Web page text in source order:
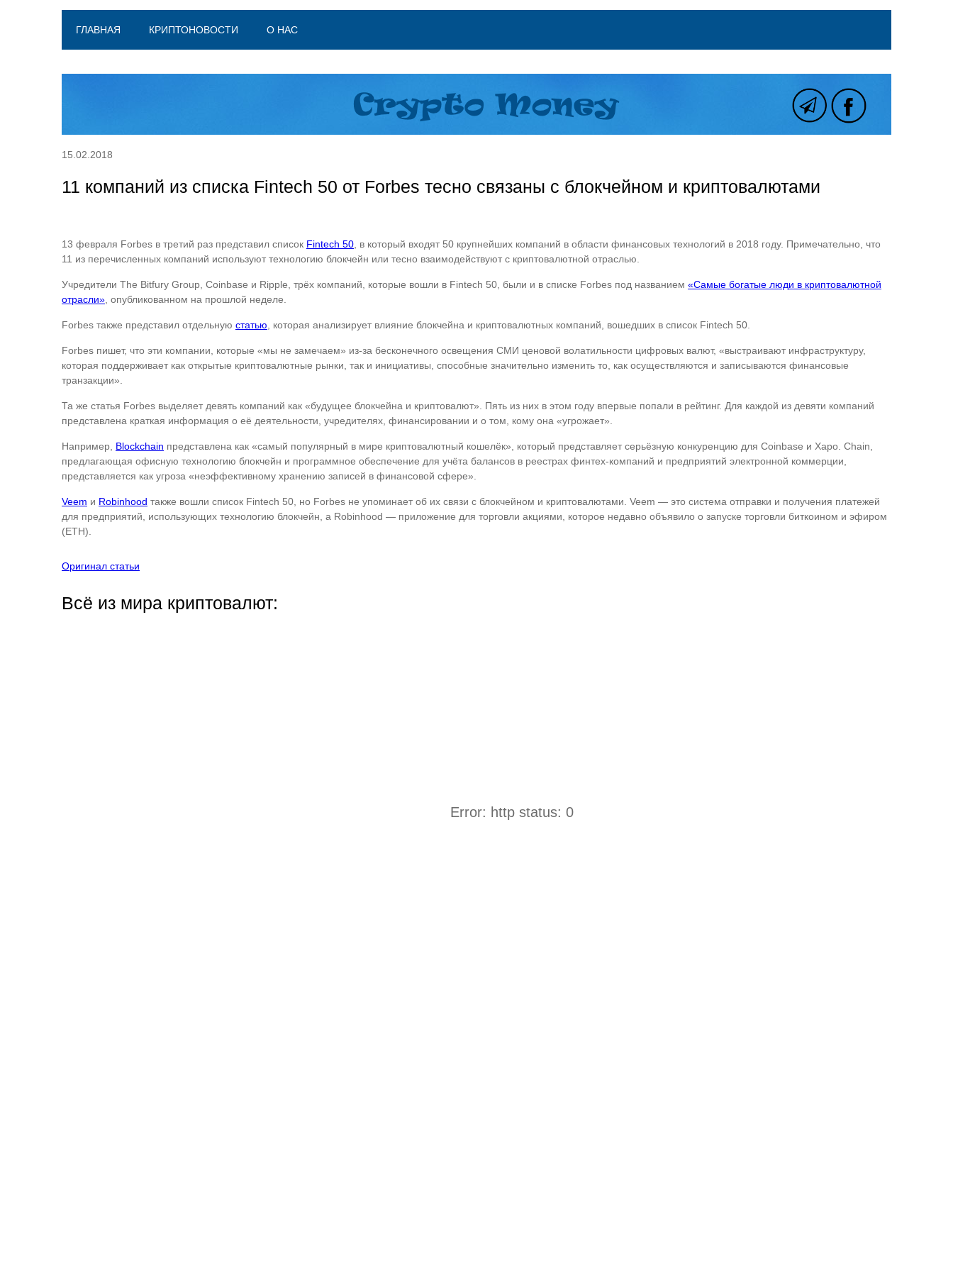
ГЛАВНАЯ КРИПТОНОВОСТИ О НАС
15.02.2018
11 компаний из списка Fintech 50 от Forbes тесно связаны с блокчейном и криптовалютами
13 февраля Forbes в третий раз представил список Fintech 50 , в который входят 50 крупнейших компаний в области финансовых технологий в 2018 году. Примечательно, что
11 из перечисленных компаний используют технологию блокчейн или тесно взаимодействуют с криптовалютной отраслью.
Учредители The Bitfury Group, Coinbase и Ripple, трёх компаний, которые вошли в Fintech 50, были и в списке Forbes под названием «Самые богатые люди в криптовалютной
отрасли» , опубликованном на прошлой неделе.
Forbes также представил отдельную статью , которая анализирует влияние блокчейна и криптовалютных компаний, вошедших в список Fintech 50.
Forbes пишет, что эти компании, которые «мы не замечаем» из-за бесконечного освещения СМИ ценовой волатильности цифровых валют, «выстраивают инфраструктуру,
которая поддерживает как открытые криптовалютные рынки, так и инициативы, способные значительно изменить то, как осуществляются и записываются финансовые
транзакции».
Та же статья Forbes выделяет девять компаний как «будущее блокчейна и криптовалют». Пять из них в этом году впервые попали в рейтинг. Для каждой из девяти компаний
представлена краткая информация о её деятельности, учредителях, финансировании и о том, кому она «угрожает».
Например, Blockchain представлена как «самый популярный в мире криптовалютный кошелёк», который представляет серьёзную конкуренцию для Coinbase и Xapo. Chain,
предлагающая офисную технологию блокчейн и программное обеспечение для учёта балансов в реестрах финтех-компаний и предприятий электронной коммерции,
представляется как угроза «неэффективному хранению записей в финансовой сфере».
Veem и Robinhood также вошли список Fintech 50, но Forbes не упоминает об их связи с блокчейном и криптовалютами. Veem — это система отправки и получения платежей
для предприятий, использующих технологию блокчейн, а Robinhood — приложение для торговли акциями, которое недавно объявило о запуске торговли биткоином и эфиром
(ETH).
Оригинал статьи
Всё из мира криптовалют:
Error: http status: 0